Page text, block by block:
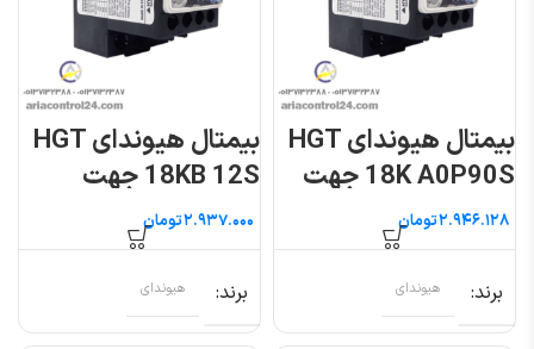
بیمتال هیوندای HGT
18K A0P90S جهت
کنتاکتور ۹ تا ۲۲ آمپرتومان
برند هیوندای
بیمتال هیوندای HGT
18KB 12S جهت
کنتاکتور ۹ تا ۲۲ آمپرتومان
برند هیوندای